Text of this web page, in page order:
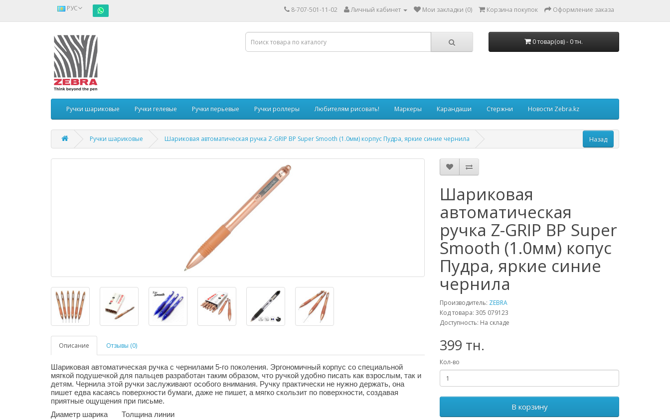
РУС 8-707-501-11-02 Личный кабинет Мои закладки (0) Корзина покупок Оформление заказа
0 товар(ов) - 0 тн.
Ручки шариковые Ручки гелевые Ручки перьевые Ручки роллеры Любителям рисовать! Маркеры Карандаши Стержни Новости Zebra.kz
Ручки шариковые Шариковая автоматическая ручка Z-GRIP BP Super Smooth (1.0мм) корпус Пудра, яркие синие чернила
Описание Отзывы (0)
Шариковая автоматическая ручка с чернилами 5-го поколения. Эргономичный корпус со специальной
мягкой подушечкой для пальцев разработан таким образом, что ручкой удобно писать как взрослым, так и
детям. Чернила этой ручки заслуживают особого внимания. Ручку практически не нужно держать, она
пишет едва касаясь поверхности бумаги, даже не пишет, а мягко скользит по поверхности, создавая
приятные ощущения при письме.
Диаметр шарика Толщина линии
Шариковая
автоматическая
ручка Z-GRIP BP Super
Smooth (1.0мм) копус
Пудра, яркие синие
чернила
Производитель: ZEBRA
Код товара: 305 079123
Доступность: На складе
399 тн.
Кол-во
В корзину